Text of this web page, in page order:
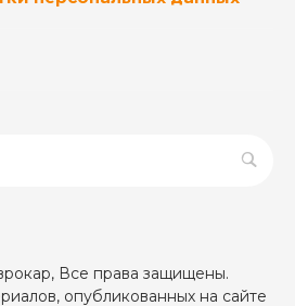
Все права защищены.
опубликованных на сайте